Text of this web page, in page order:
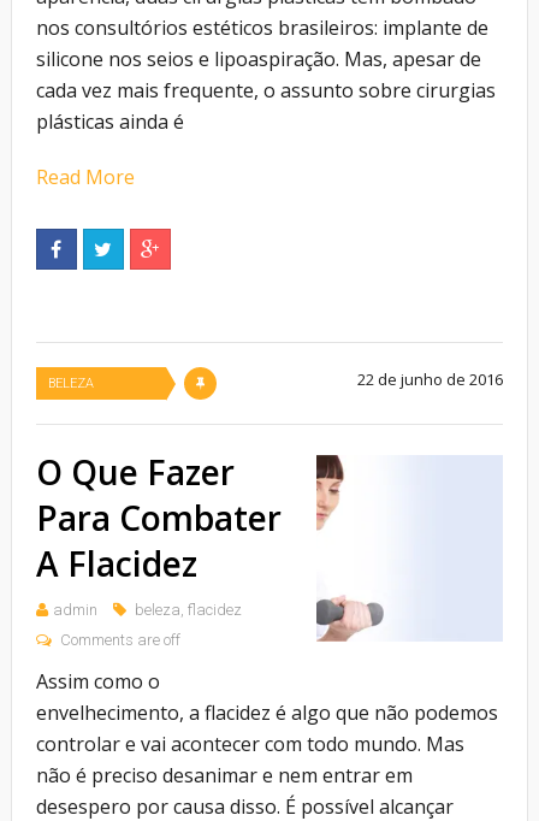
nos consultórios estéticos brasileiros: implante de
silicone nos seios e lipoaspiração. Mas, apesar de
cada vez mais frequente, o assunto sobre cirurgias
plásticas ainda é
Read More
BELEZA 22 de junho de 2016
O Que Fazer
Para Combater
A Flacidez
admin beleza, flacidez
Comments are off
Assim como o
envelhecimento, a flacidez é algo que não podemos
controlar e vai acontecer com todo mundo. Mas
não é preciso desanimar e nem entrar em
desespero por causa disso. É possível alcançar